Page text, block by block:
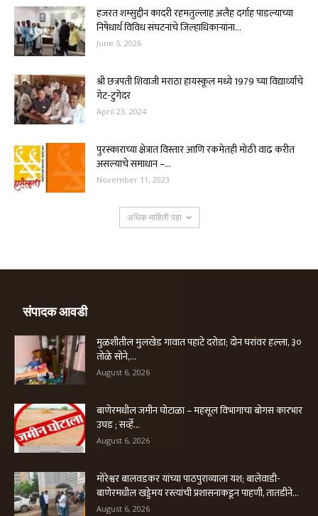
हजरत शम्सुद्दीन कादरी रहमतुल्लाह अलैह दर्गाह पाडल्याच्या
निषेधार्थ विविध संघटनांचे जिल्हाधिकाऱ्यांना...
June 5, 2026
श्री छत्रपती शिवाजी मराठा हायस्कूल मध्ये 1979 च्या विद्यार्थ्यांचे
गेट-टुगेदर
April 23, 2024
पुरस्काराच्या क्षेत्रात विस्तार आणि रकमेतही मोठी वाढ करीत
असल्याचे समाधान –...
November 11, 2023
अधिक माहिती पहा
संपादक आवडी
मुळशीतील मुलखेड गावात पहाटे दरोडा; दोन घरांवर हल्ला, ३०
तोळे सोने,...
August 6, 2026
बाणेरमधील जमीन घोटाळा – महसूल विभागाचा बोगस कारभार
उघड ; सर्व्हे...
August 6, 2026
मोरेश्वर बालवडकर यांच्या पाठपुराव्याला यश; बालेवाडी-
बाणेरमधील खड्डेमय रस्त्यांची प्रशासनाकडून पाहणी, तातडीने...
August 6, 2026